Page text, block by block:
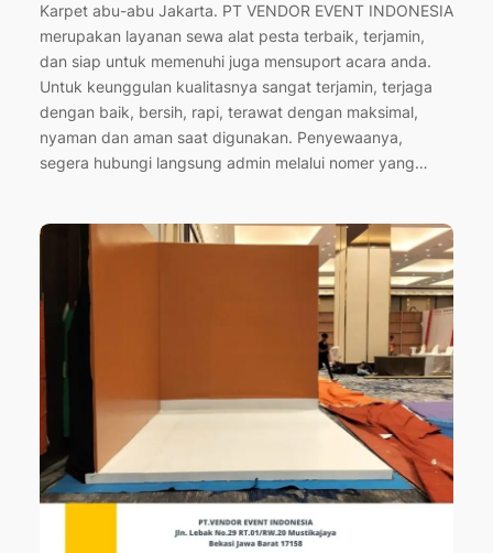
Karpet abu-abu Jakarta. PT VENDOR EVENT INDONESIA
merupakan layanan sewa alat pesta terbaik, terjamin,
dan siap untuk memenuhi juga mensuport acara anda.
Untuk keunggulan kualitasnya sangat terjamin, terjaga
dengan baik, bersih, rapi, terawat dengan maksimal,
nyaman dan aman saat digunakan. Penyewaanya,
segera hubungi langsung admin melalui nomer yang…